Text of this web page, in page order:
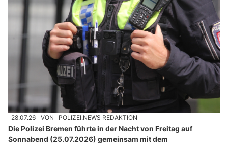
28.07.26 VON POLIZEI.NEWS REDAKTION
Die Polizei Bremen führte in der Nacht von Freitag auf
Sonnabend (25.07.2026) gemeinsam mit dem